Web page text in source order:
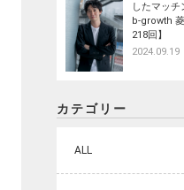
したマッ
b-growth
218回】
2024.09.19
カテゴリー
ALL